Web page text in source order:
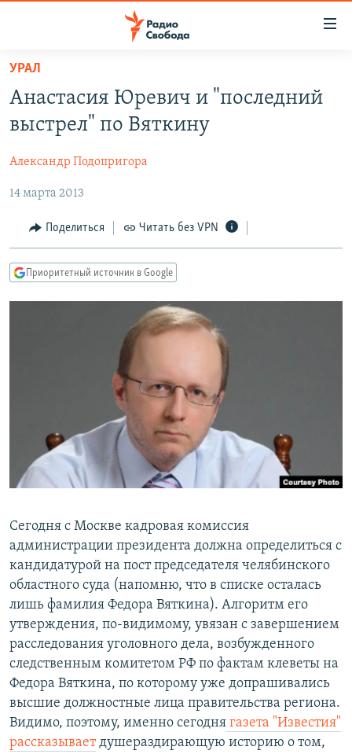
упрощенного
доступа
основному
Вернутся
главной
навигации
Вернутся
АВТОРСКИЕ ПРОЕКТЫ
ЦИТАТЫ СВОБОДЫ
МНЕНИЯ
КУЛЬТУРА
IDEL.РЕАЛИИ
КАВКАЗ.РЕАЛИИ
РАСПИСАНИЕ ВЕЩАНИЯ
ПОДПИШИТЕСЬ НА РАССЫЛКУ
СОЦИАЛЬНЫЕ СЕТИ
Все сайты РСЕ/РС
УРАЛ
Анастасия Юревич и "последний
выстрел" по Вяткину
Александр Подопригора
14 марта 2013
Поделиться Читать без VPN
Приоритетный источник в Google
Сегодня с Москве кадровая комиссия
администрации президента должна определиться с
кандидатурой на пост председателя челябинского
областного суда (напомню, что в списке осталась
лишь фамилия Федора Вяткина). Алгоритм его
утверждения, по-видимому, увязан с завершением
расследования уголовного дела, возбужденного
следственным комитетом РФ по фактам клеветы на
Федора Вяткина, по которому уже допрашивались
высшие должностные лица правительства региона.
Видимо, поэтому, именно сегодня газета "Известия"
рассказываетдушераздирающую историю о том,